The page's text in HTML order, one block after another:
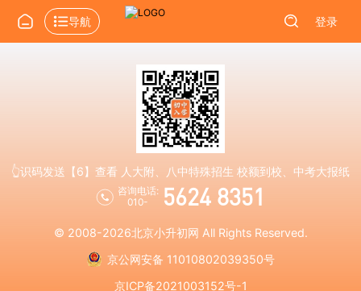
导航 登录
👆识码发送【6】查看 人大附、八中特殊招生 校额到校、中考大报纸
咨询电话:
010-
5624 8351
© 2008-2026北京小升初网 All Rights Reserved.
京公网安备 11010802039350号
京ICP备2021003152号-1